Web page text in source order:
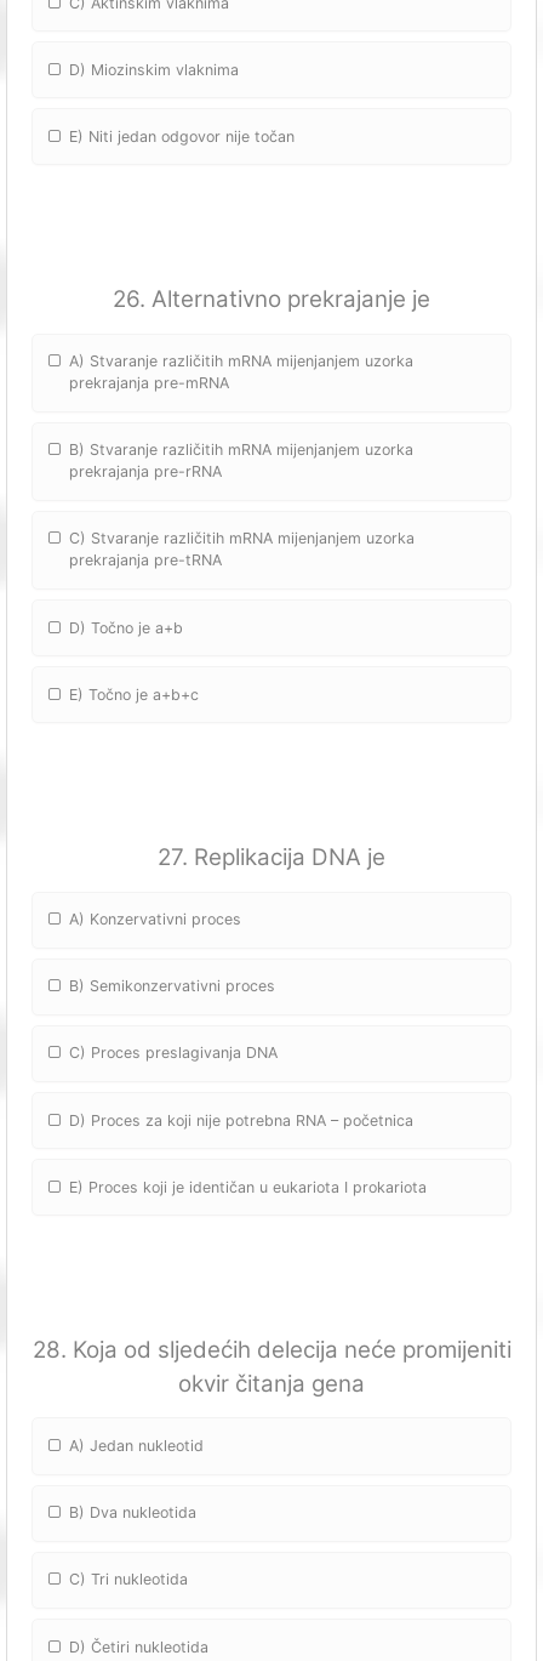
D) Miozinskim vlaknima
E) Niti jedan odgovor nije točan
26. Alternativno prekrajanje je
A) Stvaranje različitih mRNA mijenjanjem uzorka
prekrajanja pre-mRNA
B) Stvaranje različitih mRNA mijenjanjem uzorka
prekrajanja pre-rRNA
C) Stvaranje različitih mRNA mijenjanjem uzorka
prekrajanja pre-tRNA
D) Točno je a+b
E) Točno je a+b+c
27. Replikacija DNA je
A) Konzervativni proces
B) Semikonzervativni proces
C) Proces preslagivanja DNA
D) Proces za koji nije potrebna RNA – početnica
E) Proces koji je identičan u eukariota I prokariota
28. Koja od sljedećih delecija neće promijeniti
okvir čitanja gena
A) Jedan nukleotid
B) Dva nukleotida
C) Tri nukleotida
D) Četiri nukleotida